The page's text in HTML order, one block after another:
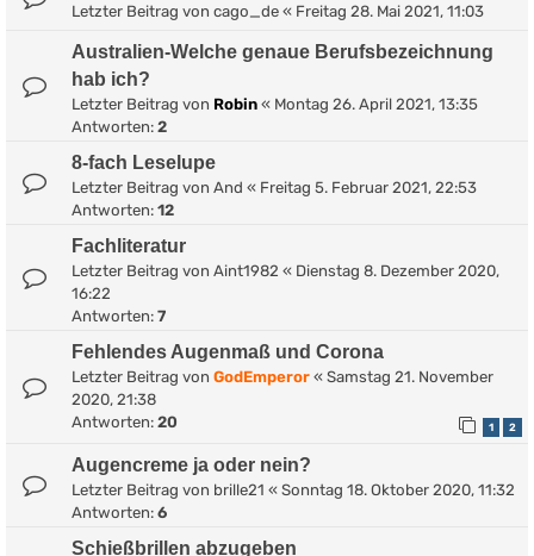
Letzter Beitrag von cago_de « Freitag 28. Mai 2021, 11:03
Australien-Welche genaue Berufsbezeichnung
hab ich?
Letzter Beitrag von Robin « Montag 26. April 2021, 13:35
Antworten: 2
8-fach Leselupe
Letzter Beitrag von And « Freitag 5. Februar 2021, 22:53
Antworten: 12
Fachliteratur
Letzter Beitrag von Aint1982 « Dienstag 8. Dezember 2020,
16:22
Antworten: 7
Fehlendes Augenmaß und Corona
Letzter Beitrag von GodEmperor « Samstag 21. November
2020, 21:38
Antworten: 20 1 2
Augencreme ja oder nein?
Letzter Beitrag von brille21 « Sonntag 18. Oktober 2020, 11:32
Antworten: 6
Schießbrillen abzugeben